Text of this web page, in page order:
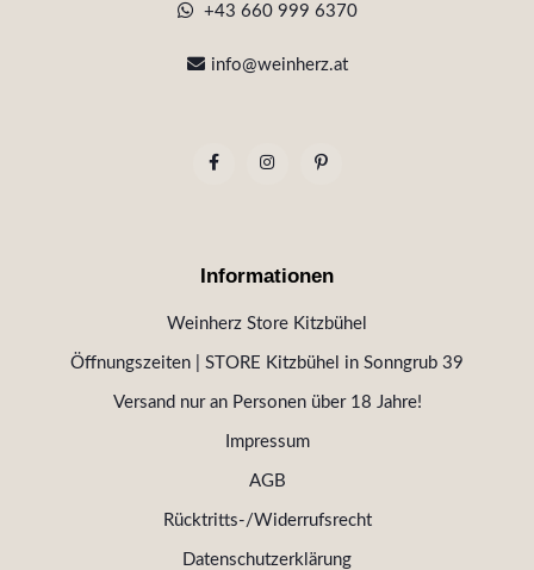
+43 660 999 6370
info@weinherz.at
Informationen
Weinherz Store Kitzbühel
Öffnungszeiten | STORE Kitzbühel in Sonngrub 39
Versand nur an Personen über 18 Jahre!
Impressum
AGB
Rücktritts-/Widerrufsrecht
Datenschutzerklärung